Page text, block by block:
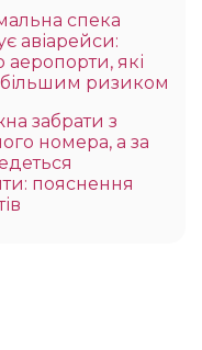
спека
авіарейси:
аеропорти, які
ризиком
забрати з
номера, а за
пояснення